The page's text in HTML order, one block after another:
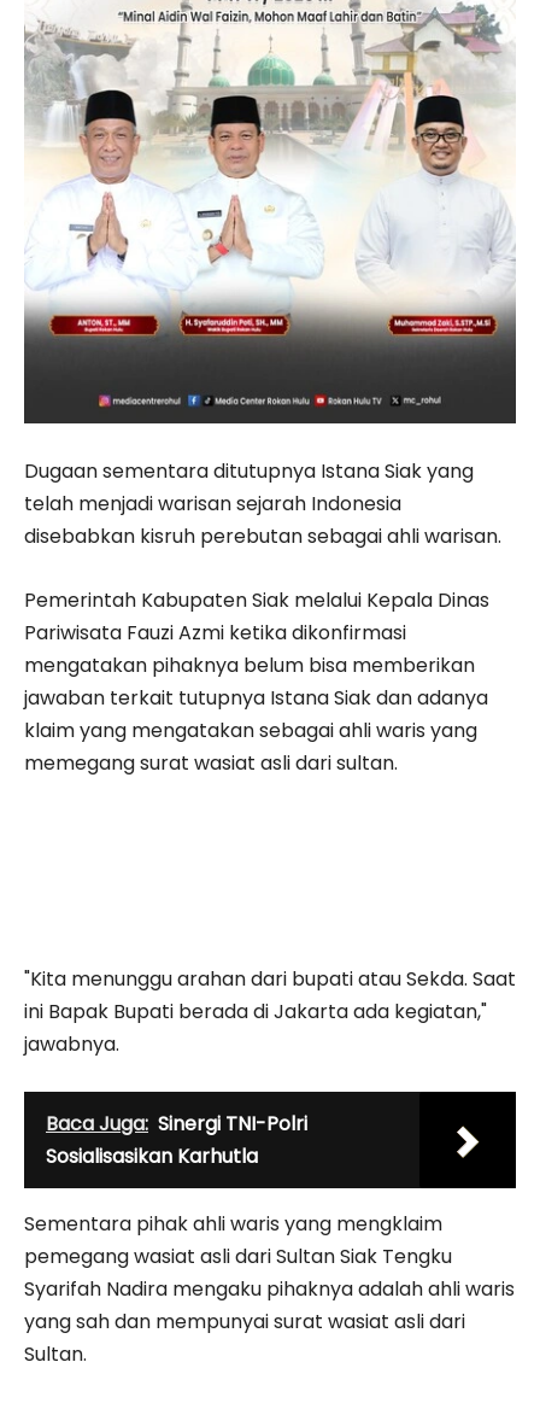
Dugaan sementara ditutupnya Istana Siak yang
telah menjadi warisan sejarah Indonesia
disebabkan kisruh perebutan sebagai ahli warisan.
Pemerintah Kabupaten Siak melalui Kepala Dinas
Pariwisata Fauzi Azmi ketika dikonfirmasi
mengatakan pihaknya belum bisa memberikan
jawaban terkait tutupnya Istana Siak dan adanya
klaim yang mengatakan sebagai ahli waris yang
memegang surat wasiat asli dari sultan.
"Kita menunggu arahan dari bupati atau Sekda. Saat
ini Bapak Bupati berada di Jakarta ada kegiatan,"
jawabnya.
Baca Juga: Sinergi TNI-Polri
Sosialisasikan Karhutla
Sementara pihak ahli waris yang mengklaim
pemegang wasiat asli dari Sultan Siak Tengku
Syarifah Nadira mengaku pihaknya adalah ahli waris
yang sah dan mempunyai surat wasiat asli dari
Sultan.